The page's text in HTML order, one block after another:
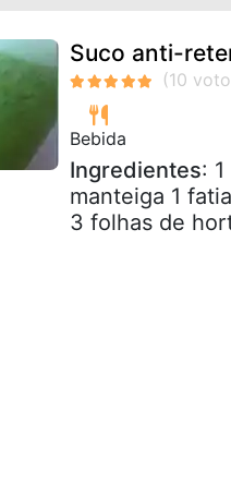
Suco anti-
Bebida
Ingredientes:
manteiga 1
3 folhas de